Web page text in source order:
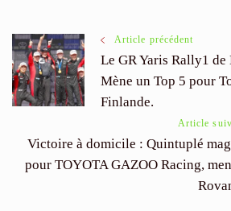
Navigation
des
Article précédent
Le GR Yaris Rally1
Mène un Top 5 pour
Finlande.
Article
Victoire à domicile : Quintuplé
pour TOYOTA GAZOO Racing,